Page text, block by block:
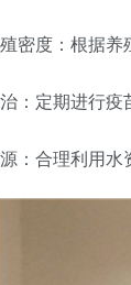
密度：根据养
：定期进行疫
：合理利用水